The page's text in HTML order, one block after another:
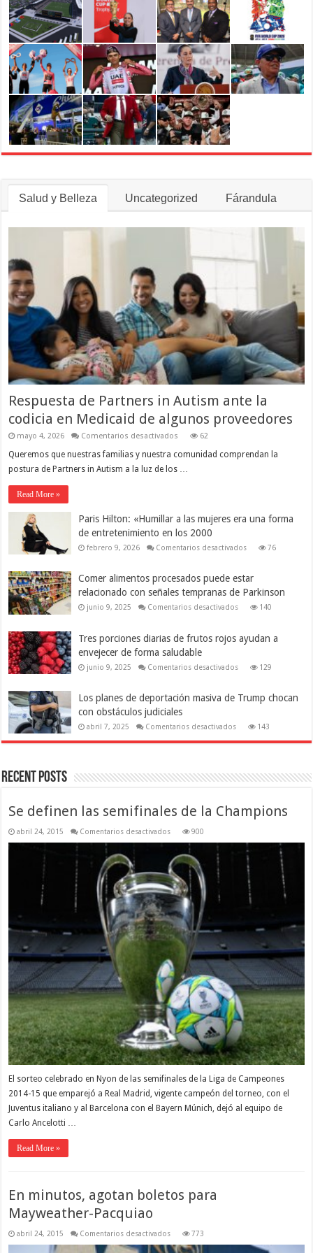
muerte
del
acordeonista
Egidio
Cuadrado
Salud y Belleza Uncategorized Fárandula
Respuesta de Partners in Autism ante la
codicia en Medicaid de algunos proveedores
mayo 4, 2026 Comentarios desactivados
de Partners in Autism ante
codicia
proveedores
62
Queremos que nuestras familias y nuestra comunidad comprendan la
postura de Partners in Autism a la luz de los …
Read More »
Paris Hilton: «Humillar a las mujeres era una forma
de entretenimiento en los 2000
febrero 9, 2026 Comentarios desactivadosen
a
las
mujeres
era
entretenimiento
2000
76
Comer alimentos procesados puede estar
relacionado con señales tempranas de Parkinson
junio 9, 2025 Comentarios desactivadosen
puede
con
Parkinson
140
Tres porciones diarias de frutos rojos ayudan a
envejecer de forma saludable
junio 9, 2025 Comentarios desactivadosen
de
ayudan
envejecer
129
Los planes de deportación masiva de Trump chocan
con obstáculos judiciales
abril 7, 2025 Comentarios desactivadosen
planes
de
Trump
obstáculos
judiciales
143
Recent Posts
Se definen las semifinales de la Champions
abril 24, 2015 Comentarios desactivadosen
definen
las
semifinales
de
la
Champions
900
El sorteo celebrado en Nyon de las semifinales de la Liga de Campeones
2014-15 que emparejó a Real Madrid, vigente campeón del torneo, con el
Juventus italiano y al Barcelona con el Bayern Múnich, dejó al equipo de
Carlo Ancelotti …
Read More »
En minutos, agotan boletos para
Mayweather-Pacquiao
abril 24, 2015 Comentarios desactivadosen
minutos,
773